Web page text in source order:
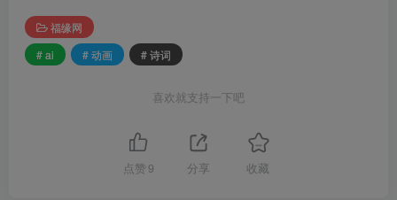
福缘网
# ai
# 动画 # 诗词
喜欢就支持一下吧
点赞 9 分享 收藏